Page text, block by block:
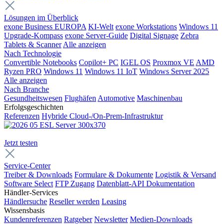
Lösungen im Überblick
exone Business EUROPA KI-Welt exone Workstations Windows 11
Upgrade-Kompass exone Server-Guide Digital Signage Zebra
Tablets & Scanner Alle anzeigen
Nach Technologie
Convertible Notebooks Copilot+ PC IGEL OS Proxmox VE AMD
Ryzen PRO Windows 11 Windows 11 IoT Windows Server 2025
Alle anzeigen
Nach Branche
Gesundheitswesen Flughäfen Automotive Maschinenbau
Erfolgsgeschichten
Referenzen Hybride Cloud-/On-Prem-Infrastruktur
Jetzt testen
Service-Center
Treiber & Downloads Formulare & Dokumente Logistik & Versand
Software Select FTP Zugang Datenblatt-API Dokumentation
Händler-Services
Händlersuche Reseller werden Leasing
Wissensbasis
Kundenreferenzen Ratgeber Newsletter Medien-Downloads